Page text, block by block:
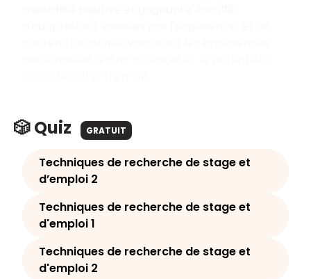
🎲 Quiz GRATUIT
Techniques de recherche de stage et
d’emploi 2
Techniques de recherche de stage et
d'emploi 1
Techniques de recherche de stage et
d'emploi 2